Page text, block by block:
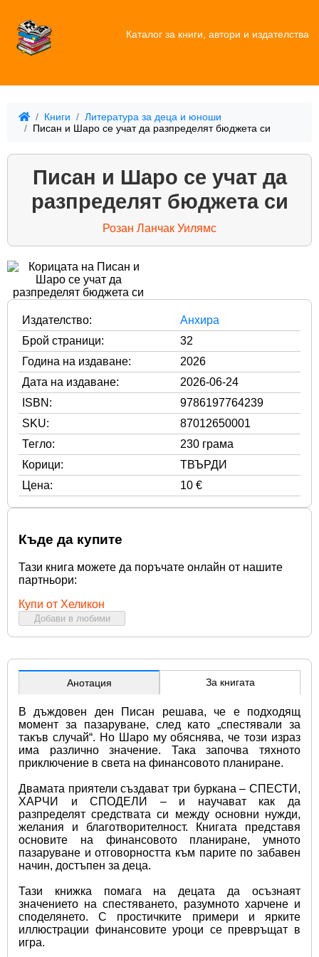
Каталог за книги, автори и издателства
Книги
Литература за деца и юноши
Писан и Шаро се учат да разпределят бюджета си
Писан и Шаро се учат да
разпределят бюджета си
Розан Ланчак Уилямс
Издателство:
Анхира
Брой страници:
32
Година на издаване:
2026
Дата на издаване:
2026-06-24
ISBN:
9786197764239
SKU:
87012650001
Тегло:
230 грама
Корици:
ТВЪРДИ
Цена:
10 €
Къде да купите
Тази книга можете да поръчате онлайн от нашите
партньори:
Купи от Хеликон
Добави в любими
Анотация За книгата
В дъждовен ден Писан решава, че е подходящ
момент за пазаруване, след като „спестявали за
такъв случай“. Но Шаро му обяснява, че този израз
има различно значение. Така започва тяхното
приключение в света на финансовото планиране.
Двамата приятели създават три буркана – СПЕСТИ,
ХАРЧИ и СПОДЕЛИ – и научават как да
разпределят средствата си между основни нужди,
желания и благотворителност. Книгата представя
основите на финансовото планиране, умното
пазаруване и отговорността към парите по забавен
начин, достъпен за деца.
Тази книжка помага на децата да осъзнаят
значението на спестяването, разумното харчене и
споделянето. С простичките примери и ярките
иллюстрации финансовите уроци се превръщат в
игра.